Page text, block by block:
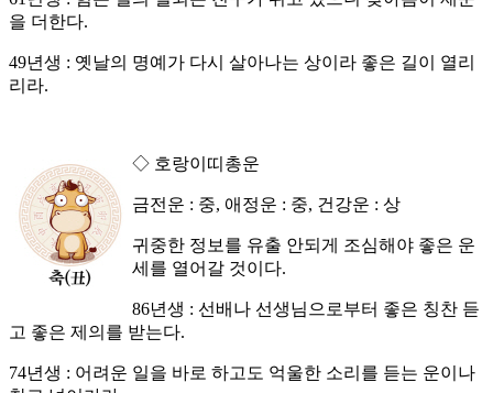
을 더한다.
49년생 : 옛날의 명예가 다시 살아나는 상이라 좋은 길이 열리
리라.
◇ 호랑이띠총운
금전운 : 중, 애정운 : 중, 건강운 : 상
귀중한 정보를 유출 안되게 조심해야 좋은 운
세를 열어갈 것이다.
86년생 : 선배나 선생님으로부터 좋은 칭찬 듣
고 좋은 제의를 받는다.
74년생 : 어려운 일을 바로 하고도 억울한 소리를 듣는 운이나